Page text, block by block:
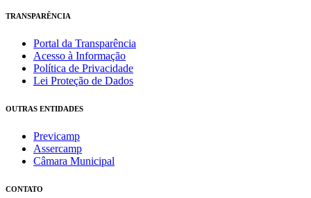
TRANSPARÊNCIA
Portal da Transparência
Acesso à Informação
Política de Privacidade
Lei Proteção de Dados
OUTRAS ENTIDADES
Previcamp
Assercamp
Câmara Municipal
CONTATO